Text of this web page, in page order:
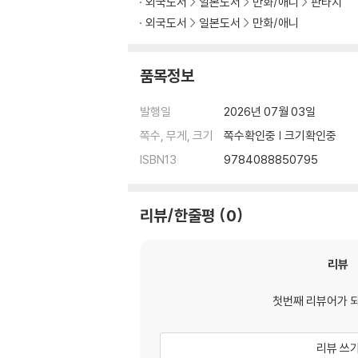
외국도서
일본도서 만화/애니
품목정보
발행일
2026년 07월 03일
쪽수, 무게, 크기
쪽수확인중 | 크기확인중
ISBN13
9784088850795
리뷰/한줄평 0
리뷰
첫번째 리뷰어가
리뷰 쓰기